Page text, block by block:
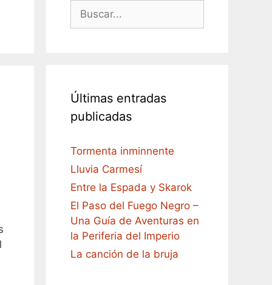
Buscar:
Últimas entradas
publicadas
Tormenta inminnente
Lluvia Carmesí
Entre la Espada y Skarok
El Paso del Fuego Negro –
Una Guía de Aventuras en
la Periferia del Imperio
La canción de la bruja